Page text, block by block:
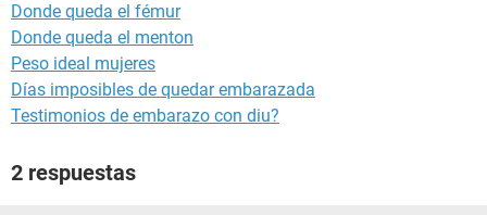
Donde queda el fémur
Donde queda el menton
Peso ideal mujeres
Días imposibles de quedar embarazada
Testimonios de embarazo con diu?
2 respuestas